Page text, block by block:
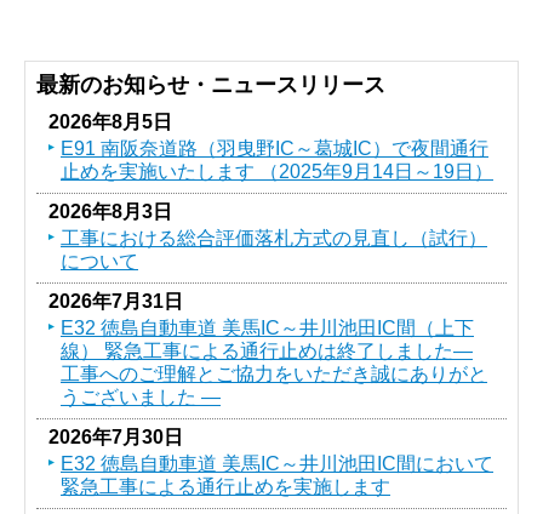
最新のお知らせ・ニュースリリース
2026年8月5日
E91 南阪奈道路（羽曳野IC～葛󠄀城IC）で夜間通行
止めを実施いたします （2025年9月14日～19日）
2026年8月3日
工事における総合評価落札方式の見直し（試行）
について
2026年7月31日
E32 徳島自動車道 美馬IC～井川池田IC間（上下
線） 緊急工事による通行止めは終了しました―
工事へのご理解とご協力をいただき誠にありがと
うございました ―
2026年7月30日
E32 徳島自動車道 美馬IC～井川池田IC間において
緊急工事による通行止めを実施します